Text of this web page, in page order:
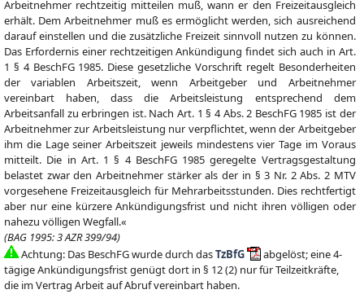
Arbeitnehmer rechtzeitig mitteilen muß, wann er den Freizeitausgleich
erhält. Dem Arbeitnehmer muß es ermöglicht werden, sich ausreichend
darauf einstellen und die zusätzliche Freizeit sinnvoll nutzen zu können.
Das Erfordernis einer rechtzeitigen Ankündigung findet sich auch in Art.
1 § 4 BeschFG 1985. Diese gesetzliche Vorschrift regelt Besonderheiten
der variablen Arbeitszeit, wenn Arbeitgeber und Arbeitnehmer
vereinbart haben, dass die Arbeitsleistung entsprechend dem
Arbeitsanfall zu erbringen ist. Nach Art. 1 § 4 Abs. 2 BeschFG 1985 ist der
Arbeitnehmer zur Arbeitsleistung nur verpflichtet, wenn der Arbeitgeber
ihm die Lage seiner Arbeitszeit jeweils mindestens vier Tage im Voraus
mitteilt. Die in Art. 1 § 4 BeschFG 1985 geregelte Vertragsgestaltung
belastet zwar den Arbeitnehmer stärker als der in § 3 Nr. 2 Abs. 2 MTV
vorgesehene Freizeitausgleich für Mehrarbeitsstunden. Dies rechtfertigt
aber nur eine kürzere Ankündigungsfrist und nicht ihren völligen oder
nahezu völligen Wegfall.«
(BAG 1995: 3 AZR 399/94)
Achtung: Das BeschFG wurde durch dasTzBfG
abgelöst; eine 4-
tägige Ankündigungsfrist genügt dort in § 12 (2) nur für Teilzeitkräfte,
die im Vertrag Arbeit auf Abruf vereinbart haben.